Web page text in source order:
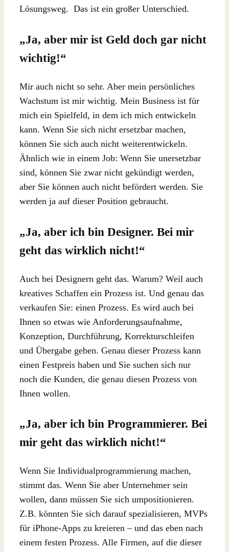
Lösungsweg. Das ist ein großer Unterschied.
„Ja, aber mir ist Geld doch gar nicht
wichtig!“
Mir auch nicht so sehr. Aber mein persönliches
Wachstum ist mir wichtig. Mein Business ist für
mich ein Spielfeld, in dem ich mich entwickeln
kann. Wenn Sie sich nicht ersetzbar machen,
können Sie sich auch nicht weiterentwickeln.
Ähnlich wie in einem Job: Wenn Sie unersetzbar
sind, können Sie zwar nicht gekündigt werden,
aber Sie können auch nicht befördert werden. Sie
werden ja auf dieser Position gebraucht.
„Ja, aber ich bin Designer. Bei mir
geht das wirklich nicht!“
Auch bei Designern geht das. Warum? Weil auch
kreatives Schaffen ein Prozess ist. Und genau das
verkaufen Sie: einen Prozess. Es wird auch bei
Ihnen so etwas wie Anforderungsaufnahme,
Konzeption, Durchführung, Korrekturschleifen
und Übergabe geben. Genau dieser Prozess kann
einen Festpreis haben und Sie suchen sich nur
noch die Kunden, die genau diesen Prozess von
Ihnen wollen.
„Ja, aber ich bin Programmierer. Bei
mir geht das wirklich nicht!“
Wenn Sie Individualprogrammierung machen,
stimmt das. Wenn Sie aber Unternehmer sein
wollen, dann müssen Sie sich umpositionieren.
Z.B. könnten Sie sich darauf spezialisieren, MVPs
für iPhone-Apps zu kreieren – und das eben nach
einem festen Prozess. Alle Firmen, auf die dieser